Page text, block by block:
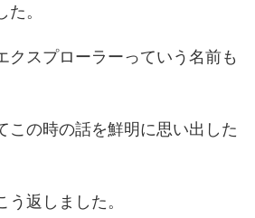
。
クスプローラーっていう名前も
この時の話を鮮明に思い出した
返しました。